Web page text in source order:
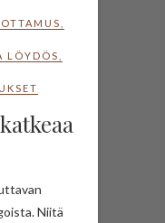
LÖYDÖS
Niitä